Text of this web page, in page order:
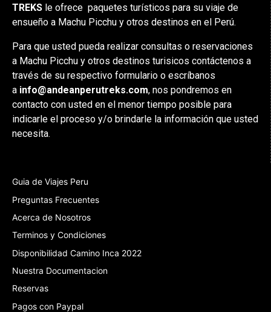
TREKS le ofrece paquetes turísticos para su viaje de
ensueño a Machu Picchu y otros destinos en el Perú.
Para que usted pueda realizar consultas o reservaciones
a Machu Picchu y otros destinos turisicos contáctenos a
través de su respectivo formulario o escríbanos
a info@andeanperutreks.com, nos pondremos en
contacto con usted en el menor tiempo posible para
indicarle el proceso y/o brindarle la información que usted
necesita.
Guia de Viajes Peru
Preguntas Frecuentes
Acerca de Nosotros
Terminos y Condiciones
Disponibilidad Camino Inca 2022
Nuestra Documentacion
Reservas
Pagos con Paypal